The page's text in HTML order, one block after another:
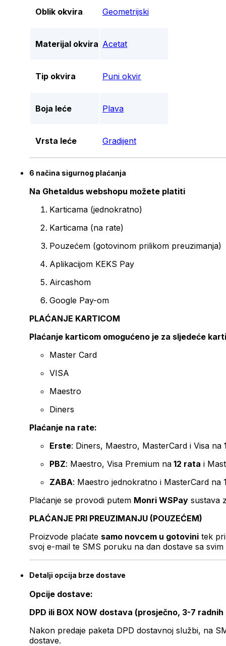
Oblik okvira Geometrijski
Materijal okvira Acetat
Tip okvira Puni okvir
Boja leće Plava
Vrsta leće Gradijent
6 načina sigurnog plaćanja
Na Ghetaldus webshopu možete platiti
Karticama (jednokratno)
Karticama (na rate)
Pouzećem (gotovinom prilikom preuzimanja)
Aplikacijom KEKS Pay
Aircashom
Google Pay-om
PLAĆANJE KARTICOM
Plaćanje karticom omogućeno je za sljedeće
Master Card
VISA
Maestro
Diners
Plaćanje na rate:
Erste: Diners, Maestro, MasterCard i Visa na
PBZ: Maestro, Visa Premium na 12 rata i
ZABA: Maestro jednokratno i MasterCard na
Plaćanje se provodi putem Monri WSPay sustava
PLAĆANJE PRI PREUZIMANJU (POUZEĆEM)
Proizvode plaćate samo novcem u gotovini tek
svoj e-mail te SMS poruku na dan dostave sa svim
Detalji opcija brze dostave
Opcije dostave:
DPD ili BOX NOW dostava (prosječno, 3-7 radnih
Nakon predaje paketa DPD dostavnoj službi, na
dostave.